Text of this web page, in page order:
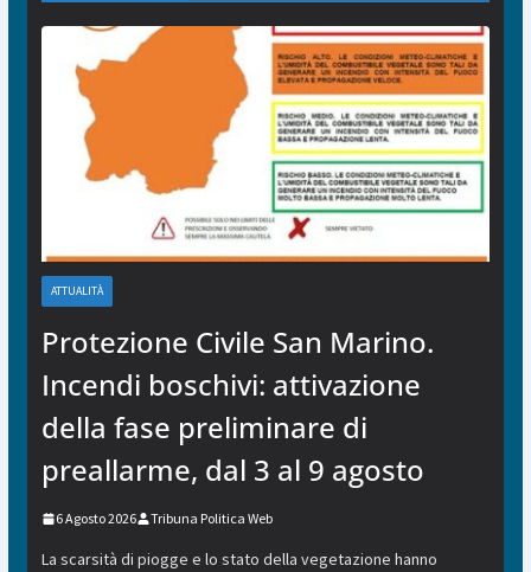
ATTUALITÀ
Protezione Civile San Marino.
Incendi boschivi: attivazione
della fase preliminare di
preallarme, dal 3 al 9 agosto
6 Agosto 2026 Tribuna Politica Web
La scarsità di piogge e lo stato della vegetazione hanno